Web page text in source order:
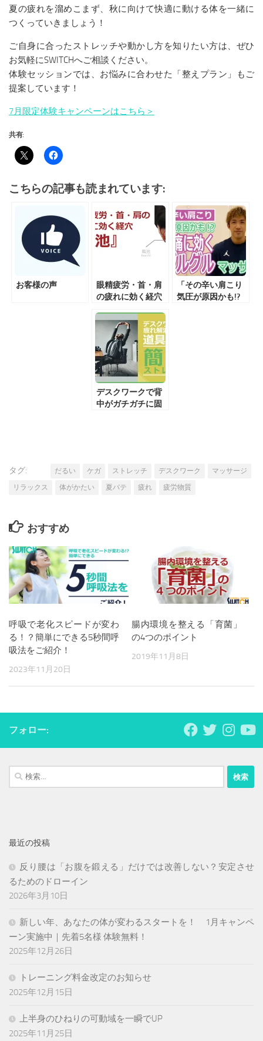
夏の疲れを溜めこまず、秋に向けて快適に動ける体を一緒に
つくっていきましょう！
ご自身に合ったストレッチや動かし方を知りたい方は、ぜひ
お気軽にSWITCHへご相談ください。
体験セッションでは、お悩みに合わせた「整えプラン」もご
提案しています！
7月限定体験キャンペーンはこちら＞
共有:
こちらの記事も読まれています:
お客様の声
眼精疲労・首・肩
の疲れに効く経穴
「その辛い肩こり
気圧が原因かも!?
デスクワークで背
中がガチガチに固
タグ: だるい ケガ ストレッチ デスクワーク
マッサージ
リラックス
体がかたい 夏バテ 疲れ 疲労物質
おすすめ
呼吸で老化スピードが変わ
る！？簡単にできる5秒間呼
吸法をご紹介！
2023年11月20日
腸内環境を整える「育菌」
の4つのポイント
2019年11月8日
フォロー:
検
索:
最近の投稿
反り腰は「お腹を鍛える」だけでは改善しない？安定させ
るためのドローイン
2026年3月10日
新しい年、あなたの体が変わるスタートを！ 1月キャンペ
ーン実施中｜先着5名様 体験無料！
2025年12月26日
トレーニング料金改定のお知らせ
2025年12月15日
上半身のひねりの可動域を一瞬でUP
2025年11月25日